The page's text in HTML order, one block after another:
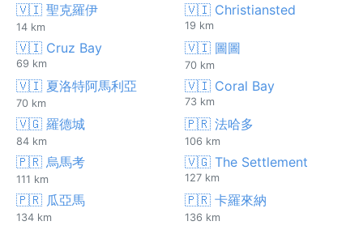
🇻🇮 聖克羅伊
14 km
🇻🇮 Christiansted
19 km
🇻🇮 Cruz Bay
69 km
🇻🇮 圖圖
70 km
🇻🇮 夏洛特阿馬利亞
70 km
🇻🇮 Coral Bay
73 km
🇻🇬 羅德城
84 km
🇵🇷 法哈多
106 km
🇵🇷 烏馬考
111 km
🇻🇬 The Settlement
127 km
🇵🇷 瓜亞馬
134 km
🇵🇷 卡羅來納
136 km